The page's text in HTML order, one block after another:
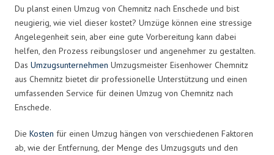
Du planst einen Umzug von Chemnitz nach Enschede und bist
neugierig, wie viel dieser kostet? Umzüge können eine stressige
Angelegenheit sein, aber eine gute Vorbereitung kann dabei
helfen, den Prozess reibungsloser und angenehmer zu gestalten.
Das Umzugsunternehmen Umzugsmeister Eisenhower Chemnitz
aus Chemnitz bietet dir professionelle Unterstützung und einen
umfassenden Service für deinen Umzug von Chemnitz nach
Enschede.
Die Kosten für einen Umzug hängen von verschiedenen Faktoren
ab, wie der Entfernung, der Menge des Umzugsguts und den